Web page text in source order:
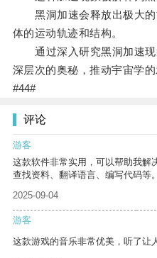
黑洞加速会释放出极大的
体的运动轨迹和结构。
通过深入研究黑洞加速现
深层次的奥秘，推动宇宙学的
#44#
评论
游客
这款软件非常实用，可以帮助我解
查找资料、翻译语言、编写代码等。
2025-09-04
游客
这款游戏的音乐非常优美，听了让